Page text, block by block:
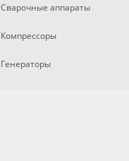
Сварочные аппараты
Компрессоры
Генераторы